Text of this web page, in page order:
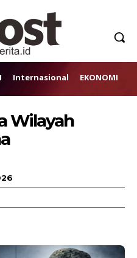
Internasional EKONOMI
Wilayah